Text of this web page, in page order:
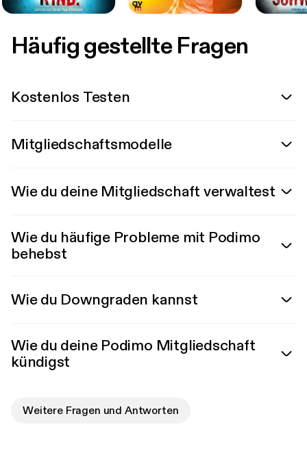
Häufig gestellte Fragen
Kostenlos Testen
Mitgliedschaftsmodelle
Wie du deine Mitgliedschaft verwaltest
Wie du häufige Probleme mit Podimo
behebst
Wie du Downgraden kannst
Wie du deine Podimo Mitgliedschaft
kündigst
Weitere Fragen und Antworten